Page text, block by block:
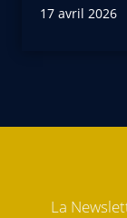
17 avril 2026
La